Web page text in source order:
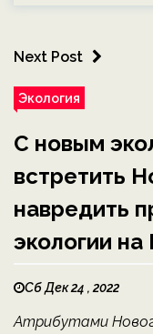
Next Post
Экология
С новым
встретить
навредить
экологии на
Сб Дек 24 , 2022
Атрибутами